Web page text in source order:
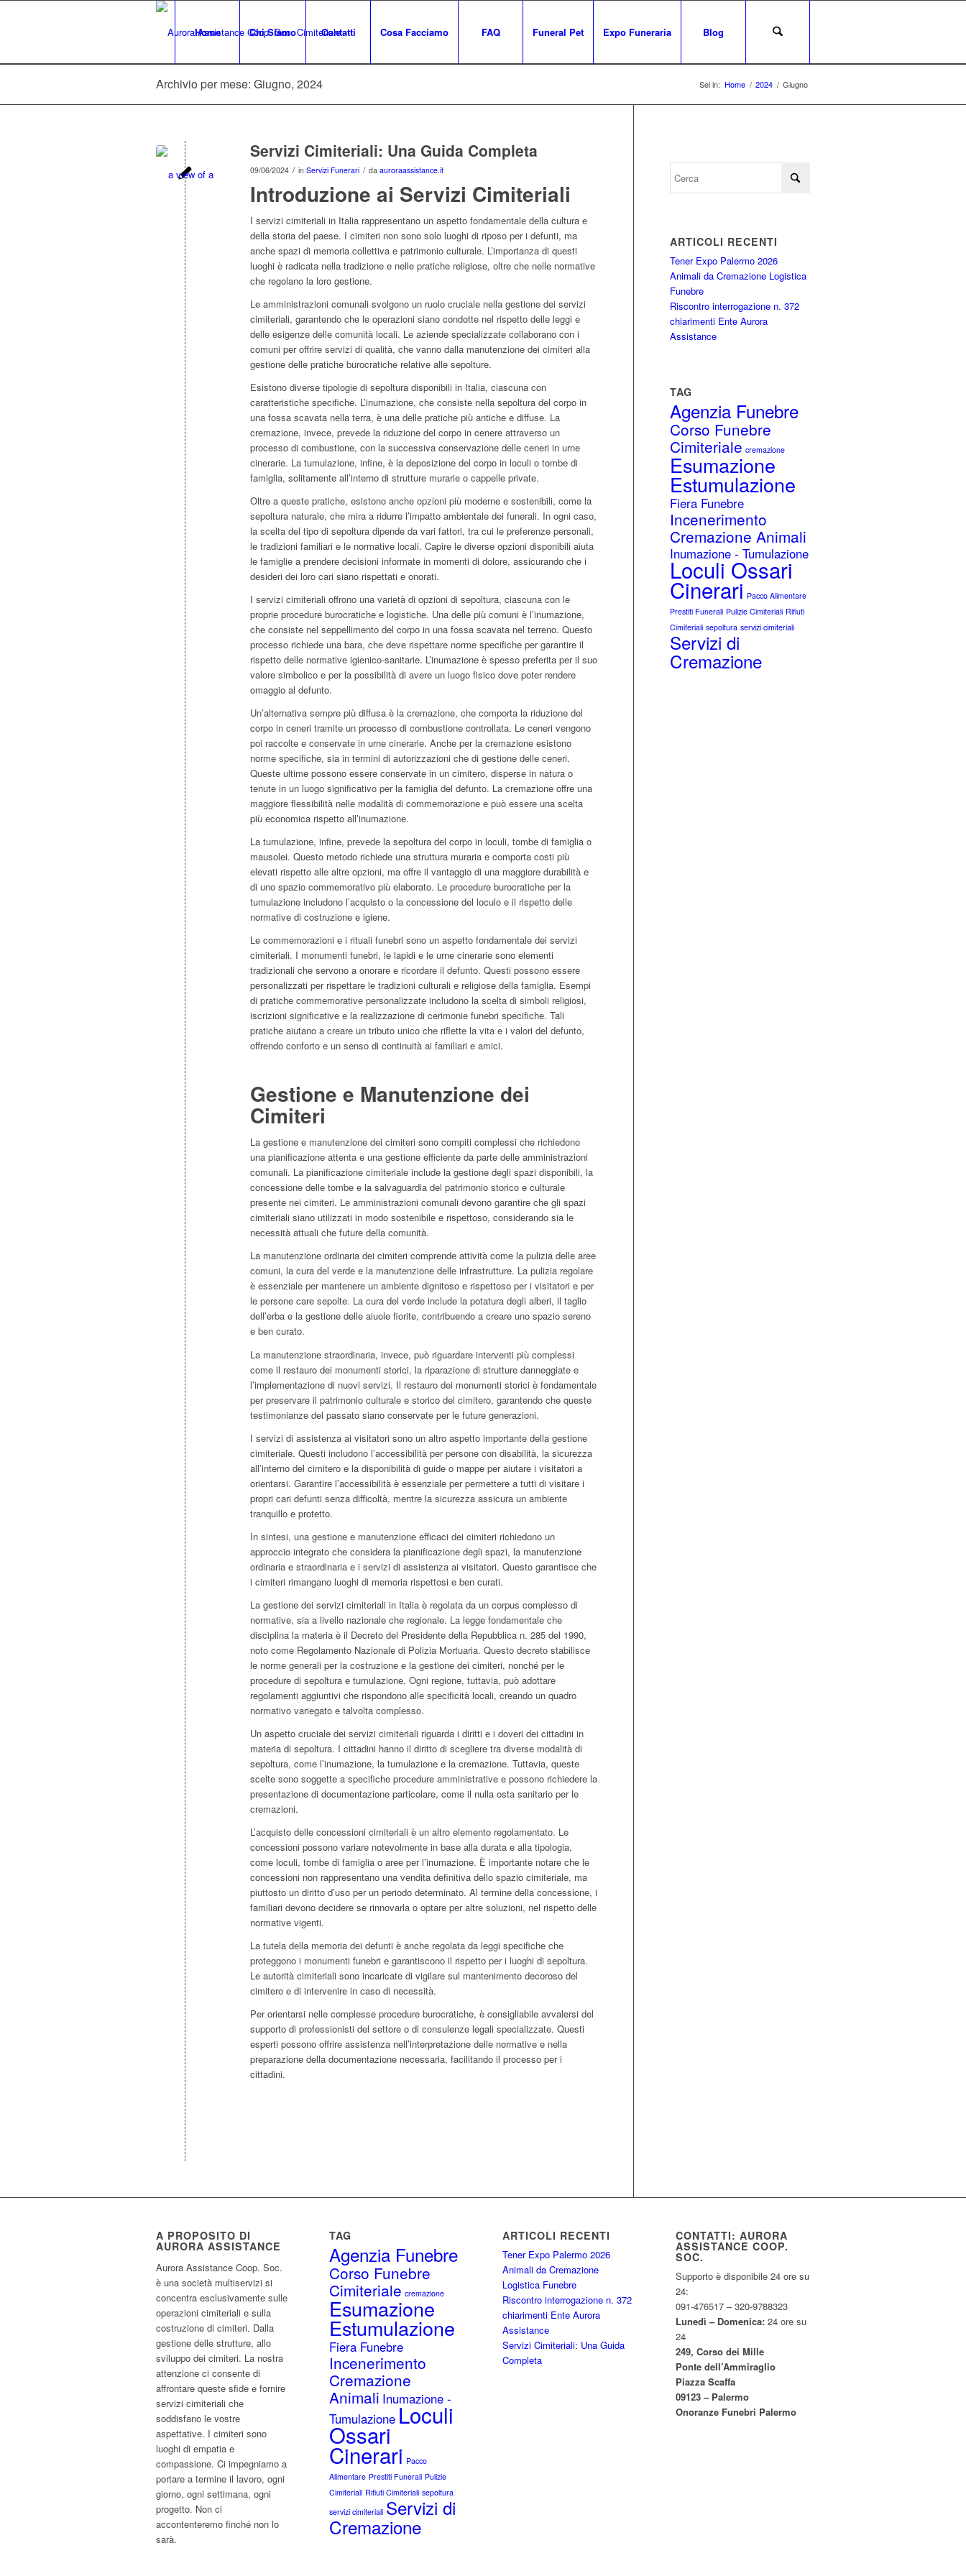
Home Chi Siamo Contatti Cosa Facciamo FAQ Funeral Pet Expo Funeraria Blog
Archivio per mese: Giugno, 2024 Sei in: Home / 2024 / Giugno
Servizi Cimiteriali: Una Guida Completa
09/06/2024 / in Servizi Funerari / da auroraassistance.it
Introduzione ai Servizi Cimiteriali
I servizi cimiteriali in Italia rappresentano un aspetto fondamentale della cultura e
della storia del paese. I cimiteri non sono solo luoghi di riposo per i defunti, ma
anche spazi di memoria collettiva e patrimonio culturale. L’importanza di questi
luoghi è radicata nella tradizione e nelle pratiche religiose, oltre che nelle normative
che regolano la loro gestione.
Le amministrazioni comunali svolgono un ruolo cruciale nella gestione dei servizi
cimiteriali, garantendo che le operazioni siano condotte nel rispetto delle leggi e
delle esigenze delle comunità locali. Le aziende specializzate collaborano con i
comuni per offrire servizi di qualità, che vanno dalla manutenzione dei cimiteri alla
gestione delle pratiche burocratiche relative alle sepolture.
Esistono diverse tipologie di sepoltura disponibili in Italia, ciascuna con
caratteristiche specifiche. L’inumazione, che consiste nella sepoltura del corpo in
una fossa scavata nella terra, è una delle pratiche più antiche e diffuse. La
cremazione, invece, prevede la riduzione del corpo in cenere attraverso un
processo di combustione, con la successiva conservazione delle ceneri in urne
cinerarie. La tumulazione, infine, è la deposizione del corpo in loculi o tombe di
famiglia, solitamente all’interno di strutture murarie o cappelle private.
Oltre a queste pratiche, esistono anche opzioni più moderne e sostenibili, come la
sepoltura naturale, che mira a ridurre l’impatto ambientale dei funerali. In ogni caso,
la scelta del tipo di sepoltura dipende da vari fattori, tra cui le preferenze personali,
le tradizioni familiari e le normative locali. Capire le diverse opzioni disponibili aiuta
le famiglie a prendere decisioni informate in momenti di dolore, assicurando che i
desideri dei loro cari siano rispettati e onorati.
I servizi cimiteriali offrono una varietà di opzioni di sepoltura, ciascuna con le
proprie procedure burocratiche e logistiche. Una delle più comuni è l’inumazione,
che consiste nel seppellimento del corpo in una fossa scavata nel terreno. Questo
processo richiede una bara, che deve rispettare norme specifiche per garantire il
rispetto delle normative igienico-sanitarie. L’inumazione è spesso preferita per il suo
valore simbolico e per la possibilità di avere un luogo fisico dove poter rendere
omaggio al defunto.
Un’alternativa sempre più diffusa è la cremazione, che comporta la riduzione del
corpo in ceneri tramite un processo di combustione controllata. Le ceneri vengono
poi raccolte e conservate in urne cinerarie. Anche per la cremazione esistono
norme specifiche, sia in termini di autorizzazioni che di gestione delle ceneri.
Queste ultime possono essere conservate in un cimitero, disperse in natura o
tenute in un luogo significativo per la famiglia del defunto. La cremazione offre una
maggiore flessibilità nelle modalità di commemorazione e può essere una scelta
più economica rispetto all’inumazione.
La tumulazione, infine, prevede la sepoltura del corpo in loculi, tombe di famiglia o
mausolei. Questo metodo richiede una struttura muraria e comporta costi più
elevati rispetto alle altre opzioni, ma offre il vantaggio di una maggiore durabilità e
di uno spazio commemorativo più elaborato. Le procedure burocratiche per la
tumulazione includono l’acquisto o la concessione del loculo e il rispetto delle
normative di costruzione e igiene.
Le commemorazioni e i rituali funebri sono un aspetto fondamentale dei servizi
cimiteriali. I monumenti funebri, le lapidi e le urne cinerarie sono elementi
tradizionali che servono a onorare e ricordare il defunto. Questi possono essere
personalizzati per rispettare le tradizioni culturali e religiose della famiglia. Esempi
di pratiche commemorative personalizzate includono la scelta di simboli religiosi,
iscrizioni significative e la realizzazione di cerimonie funebri specifiche. Tali
pratiche aiutano a creare un tributo unico che riflette la vita e i valori del defunto,
offrendo conforto e un senso di continuità ai familiari e amici.
Gestione e Manutenzione dei
Cimiteri
La gestione e manutenzione dei cimiteri sono compiti complessi che richiedono
una pianificazione attenta e una gestione efficiente da parte delle amministrazioni
comunali. La pianificazione cimiteriale include la gestione degli spazi disponibili, la
concessione delle tombe e la salvaguardia del patrimonio storico e culturale
presente nei cimiteri. Le amministrazioni comunali devono garantire che gli spazi
cimiteriali siano utilizzati in modo sostenibile e rispettoso, considerando sia le
necessità attuali che future della comunità.
La manutenzione ordinaria dei cimiteri comprende attività come la pulizia delle aree
comuni, la cura del verde e la manutenzione delle infrastrutture. La pulizia regolare
è essenziale per mantenere un ambiente dignitoso e rispettoso per i visitatori e per
le persone care sepolte. La cura del verde include la potatura degli alberi, il taglio
dell’erba e la gestione delle aiuole fiorite, contribuendo a creare uno spazio sereno
e ben curato.
La manutenzione straordinaria, invece, può riguardare interventi più complessi
come il restauro dei monumenti storici, la riparazione di strutture danneggiate e
l’implementazione di nuovi servizi. Il restauro dei monumenti storici è fondamentale
per preservare il patrimonio culturale e storico del cimitero, garantendo che queste
testimonianze del passato siano conservate per le future generazioni.
I servizi di assistenza ai visitatori sono un altro aspetto importante della gestione
cimiteriale. Questi includono l’accessibilità per persone con disabilità, la sicurezza
all’interno del cimitero e la disponibilità di guide o mappe per aiutare i visitatori a
orientarsi. Garantire l’accessibilità è essenziale per permettere a tutti di visitare i
propri cari defunti senza difficoltà, mentre la sicurezza assicura un ambiente
tranquillo e protetto.
In sintesi, una gestione e manutenzione efficaci dei cimiteri richiedono un
approccio integrato che considera la pianificazione degli spazi, la manutenzione
ordinaria e straordinaria e i servizi di assistenza ai visitatori. Questo garantisce che
i cimiteri rimangano luoghi di memoria rispettosi e ben curati.
La gestione dei servizi cimiteriali in Italia è regolata da un corpus complesso di
normative, sia a livello nazionale che regionale. La legge fondamentale che
disciplina la materia è il Decreto del Presidente della Repubblica n. 285 del 1990,
noto come Regolamento Nazionale di Polizia Mortuaria. Questo decreto stabilisce
le norme generali per la costruzione e la gestione dei cimiteri, nonché per le
procedure di sepoltura e tumulazione. Ogni regione, tuttavia, può adottare
regolamenti aggiuntivi che rispondono alle specificità locali, creando un quadro
normativo variegato e talvolta complesso.
Un aspetto cruciale dei servizi cimiteriali riguarda i diritti e i doveri dei cittadini in
materia di sepoltura. I cittadini hanno il diritto di scegliere tra diverse modalità di
sepoltura, come l’inumazione, la tumulazione e la cremazione. Tuttavia, queste
scelte sono soggette a specifiche procedure amministrative e possono richiedere la
presentazione di documentazione particolare, come il nulla osta sanitario per le
cremazioni.
L’acquisto delle concessioni cimiteriali è un altro elemento regolamentato. Le
concessioni possono variare notevolmente in base alla durata e alla tipologia,
come loculi, tombe di famiglia o aree per l’inumazione. È importante notare che le
concessioni non rappresentano una vendita definitiva dello spazio cimiteriale, ma
piuttosto un diritto d’uso per un periodo determinato. Al termine della concessione, i
familiari devono decidere se rinnovarla o optare per altre soluzioni, nel rispetto delle
normative vigenti.
La tutela della memoria dei defunti è anche regolata da leggi specifiche che
proteggono i monumenti funebri e garantiscono il rispetto per i luoghi di sepoltura.
Le autorità cimiteriali sono incaricate di vigilare sul mantenimento decoroso del
cimitero e di intervenire in caso di necessità.
Per orientarsi nelle complesse procedure burocratiche, è consigliabile avvalersi del
supporto di professionisti del settore o di consulenze legali specializzate. Questi
esperti possono offrire assistenza nell’interpretazione delle normative e nella
preparazione della documentazione necessaria, facilitando il processo per i
cittadini.
ARTICOLI RECENTI
Tener Expo Palermo 2026
Animali da Cremazione Logistica
Funebre
Riscontro interrogazione n. 372
chiarimenti Ente Aurora
Assistance
TAG
Agenzia Funebre
Corso Funebre
Cimiteriale cremazione
Esumazione
Estumulazione
Fiera Funebre
Incenerimento
Cremazione Animali
Inumazione - Tumulazione
Loculi Ossari
Cinerari Pacco Alimentare
Prestiti Funerali Pulizie Cimiteriali Rifiuti
Cimiteriali sepoltura servizi cimiteriali
Servizi di
Cremazione
A PROPOSITO DI
AURORA ASSISTANCE
Aurora Assistance Coop. Soc.
è una società multiservizi si
concentra esclusivamente sulle
operazioni cimiteriali e sulla
costruzione di cimiteri. Dalla
gestione delle strutture, allo
sviluppo dei cimiteri. La nostra
attenzione ci consente di
affrontare queste sfide e fornire
servizi cimiteriali che
soddisfano le vostre
aspettative. I cimiteri sono
luoghi di empatia e
compassione. Ci impegniamo a
portare a termine il lavoro, ogni
giorno, ogni settimana, ogni
progetto. Non ci
accontenteremo finché non lo
sarà.
TAG
Agenzia Funebre
Corso Funebre
Cimiteriale cremazione
Esumazione
Estumulazione
Fiera Funebre
Incenerimento
Cremazione
Animali Inumazione -
Tumulazione Loculi
Ossari
Cinerari Pacco
Alimentare Prestiti Funerali Pulizie
Cimiteriali Rifiuti Cimiteriali sepoltura
servizi cimiteriali Servizi di
Cremazione
ARTICOLI RECENTI
Tener Expo Palermo 2026
Animali da Cremazione
Logistica Funebre
Riscontro interrogazione n. 372
chiarimenti Ente Aurora
Assistance
Servizi Cimiteriali: Una Guida
Completa
CONTATTI: AURORA
ASSISTANCE COOP.
SOC.
Supporto è disponibile 24 ore su
24:
091-476517 – 320-9788323
Lunedì – Domenica:24 ore su
24
249, Corso dei Mille
Ponte dell’Ammiraglio
Piazza Scaffa
09123 – Palermo
Onoranze Funebri Palermo